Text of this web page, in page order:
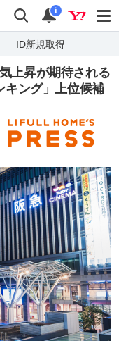
検索 通知
i
ID新規取得
上昇が期待される
キング」上位候補